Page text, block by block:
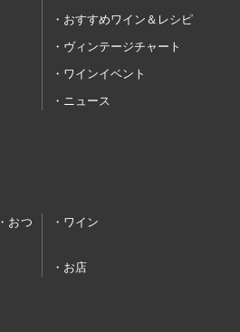
おすすめワイン＆レシピ
ヴィンテージチャート
ワインイベント
ニュース
おつ
ワイン
お店